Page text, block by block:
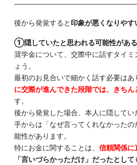
後から発覚すると 印象が悪くなりやす
①隠していたと思われる可能性がある
奨学金について、交際中に話すタイ
ょう。
最初のお見合いで細かく話す必要はあ
に交際が進んできた段階では、きち
す。
後から発覚した場合、本人に隠して
手からは「なぜ言ってくれなかった
能性があります。
特にお金に関することは、 信頼関係に
「言いづらかっただけ」だったとし